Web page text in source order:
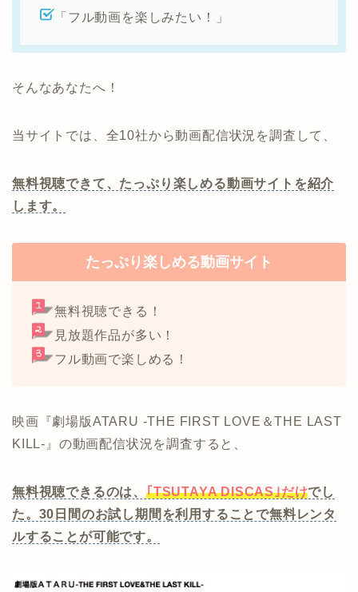
「フル動画を楽しみたい！」
そんなあなたへ！
当サイトでは、全10社から動画配信状況を調査して、
無料視聴できて、たっぷり楽しめる動画サイトを紹介
します。
たっぷり楽しめる動画サイト
無料視聴できる！
見放題作品が多い！
フル動画で楽しめる！
映画『劇場版ATARU ‐THE FIRST LOVE＆THE LAST
KILL‐』の動画配信状況を調査すると、
無料視聴できるのは、 ｢TSUTAYA DISCAS｣だけでし
た。30日間のお試し期間を利用することで無料レンタ
ルすることが可能です。